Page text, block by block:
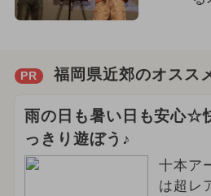
PR 福岡県近郊のオスス
雨の日も暑い日も安心☆
っきり遊ぼう♪
十本ア
は超レ